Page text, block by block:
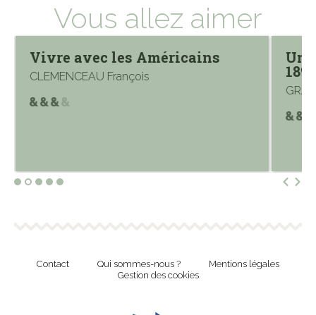
Vous allez aimer
Vivre avec les Américains
CLEMENCEAU François
Contact Qui sommes-nous ?
Mentions légales
Gestion des cookies